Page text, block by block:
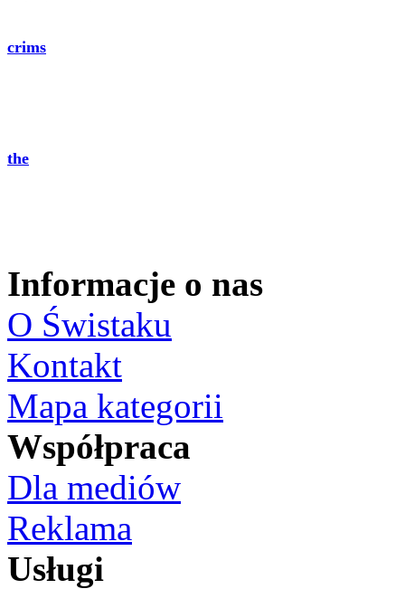
crims
the
Informacje o nas
O Świstaku
Kontakt
Mapa kategorii
Współpraca
Dla mediów
Reklama
Usługi